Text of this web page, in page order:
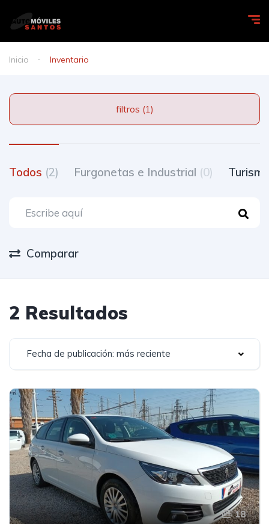
Inicio Inventario
filtros (1)
Todos (2) Furgonetas e Industrial (0)
Comparar
2 Resultados
Fecha de publicación: más reciente
18